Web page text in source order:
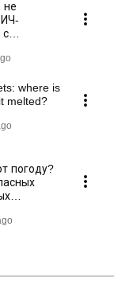
не
с
where is
melted?
погоду?